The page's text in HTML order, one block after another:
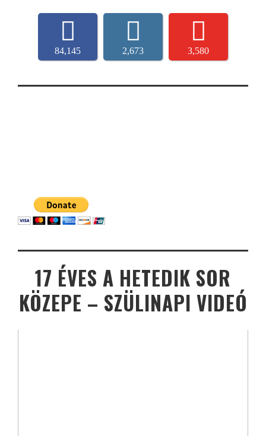
84,145 2,673 3,580
17 ÉVES A HETEDIK SOR
KÖZEPE – SZÜLINAPI VIDEÓ